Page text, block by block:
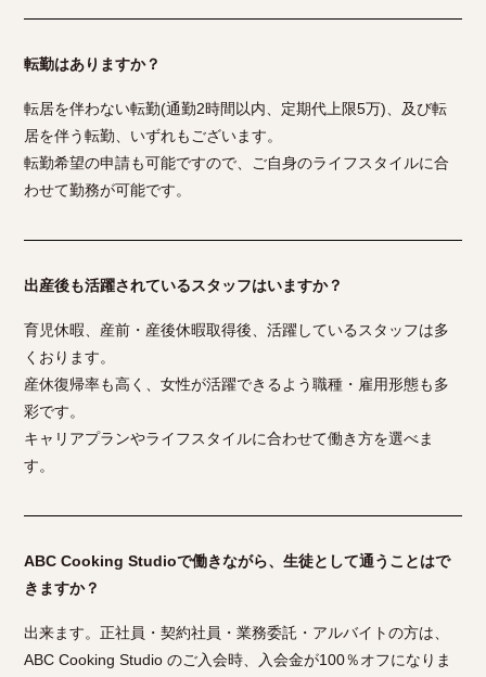
転勤はありますか？
転居を伴わない転勤(通勤2時間以内、定期代上限5万)、及び転
居を伴う転勤、いずれもございます。
転勤希望の申請も可能ですので、ご自身のライフスタイルに合
わせて勤務が可能です。
出産後も活躍されているスタッフはいますか？
育児休暇、産前・産後休暇取得後、活躍しているスタッフは多
くおります。
産休復帰率も高く、女性が活躍できるよう職種・雇用形態も多
彩です。
キャリアプランやライフスタイルに合わせて働き方を選べま
す。
ABC Cooking Studioで働きながら、生徒として通うことはで
きますか？
出来ます。正社員・契約社員・業務委託・アルバイトの方は、
ABC Cooking Studio のご入会時、入会金が100％オフになりま